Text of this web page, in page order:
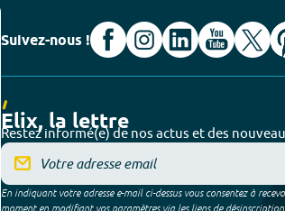
Suivez-nous !
Elix, la lettre
Restez informé(e) de nos actus et des
En indiquant votre adresse e-mail ci-dessus vous consentez à
moment en modifiant vos paramètres via les liens de désinscription.